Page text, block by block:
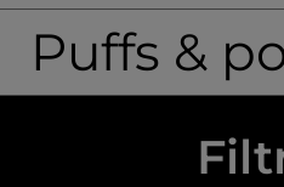
Puffs &